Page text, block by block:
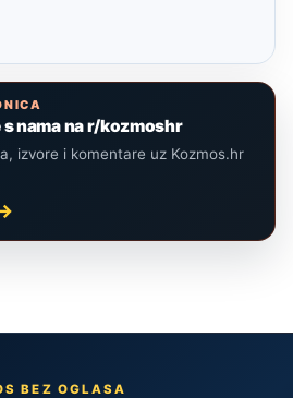
nama na r/kozmoshr
izvore i komentare uz Kozmos.hr
BEZ OGLASA